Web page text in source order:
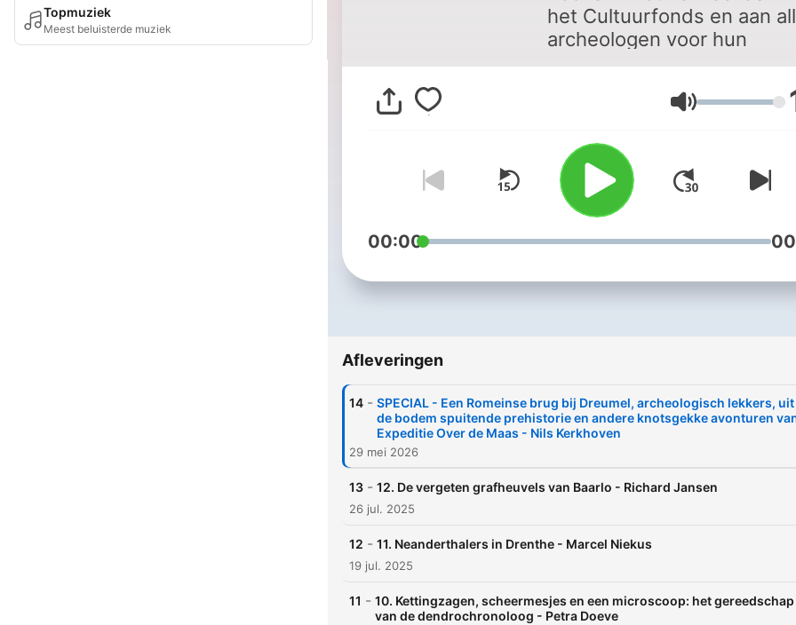
Topmuziek
Meest beluisterde muziek
het Cultuurfonds en aan
archeologen voor hun
fantastische verhalen!
Volume
00:00
Afleveringen
14 - SPECIAL - Een Romeinse brug bij Dreumel, archeologisch lekkers, uit
de bodem spuitende prehistorie en andere knotsgekke avonturen
Expeditie Over de Maas - Nils Kerkhoven
29 mei 2026
13 - 12. De vergeten grafheuvels van Baarlo - Richard Jansen
26 jul. 2025
12 - 11. Neanderthalers in Drenthe - Marcel Niekus
19 jul. 2025
11 - 10. Kettingzagen, scheermesjes en een microscoop: het gereedschap
van de dendrochronoloog - Petra Doeve